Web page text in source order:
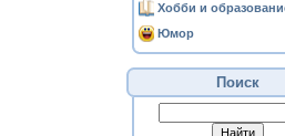
Хобби и
Юмор
Поиск